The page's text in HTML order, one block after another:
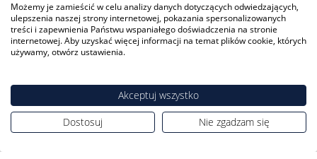
Karta Stałego Klienta
Moje zamówienia
Ustawienia konta
O firmie
Dlaczego my?
Blog
ZegarkiCentrum.pl| ul. Derdowskiego 8A/1 80-319 Gdańsk| Tel.:+48
Możemy je zamieścić w celu analizy danych dotyczących odwiedzających,
ulepszenia naszej strony internetowej, pokazania spersonalizowanych
treści i zapewnienia Państwu wspaniałego doświadczenia na stronie
internetowej. Aby uzyskać więcej informacji na temat plików cookie, których
używamy, otwórz ustawienia.
Akceptuj wszystko
Dostosuj
Nie zgadzam się